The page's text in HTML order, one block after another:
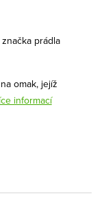
prádla
omak, jejíž
informací